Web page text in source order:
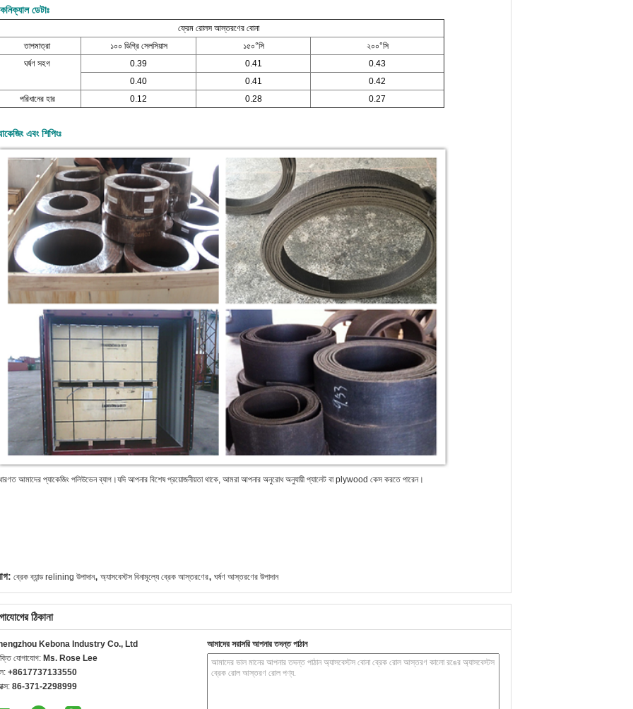
ডেটাঃ
ফ্রেম রোলস আস্তরণের বোনা
তাপমাত্রা
১০০ ডিগ্রি সেলসিয়াস ১৫০°সি
২০০°সি
ঘর্ষণ সহগ
0.39 0.41
0.43
0.40
0.41
0.42
পরিধানের হার
0.12 0.28 0.27
এবং শিপিংঃ
আমাদের প্যাকেজিং পলিউভেন ব্যাগ।যদি আপনার বিশেষ প্রয়োজনীয়তা থাকে, আমরা আপনার অনুরোধ অনুযায়ী প্যালেট বা plywood কেস করতে পারেন।
ব্রেক ব্যান্ড relining উপাদান, অ্যাসবেস্টস বিনামূল্যে ব্রেক আস্তরণের, ঘর্ষণ আস্তরণের উপাদান
ঠিকানা
Kebona Industry Co., Ltd
যোগাযোগ: Ms. Rose Lee
+8617737133550
86-371-2298999
আমাদের সরাসরি আপনার তদন্ত পাঠান